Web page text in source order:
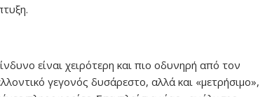
είναι χειρότερη και πιο οδυνηρή από τον
γεγονός δυσάρεστο, αλλά και «μετρήσιμο»,